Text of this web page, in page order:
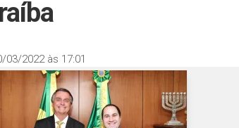
03/2022 às 17:01